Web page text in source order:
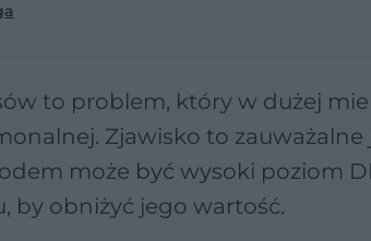
to problem, który w dużej
Zjawisko to
może być wysoki poziom
by obniżyć jego wartość.